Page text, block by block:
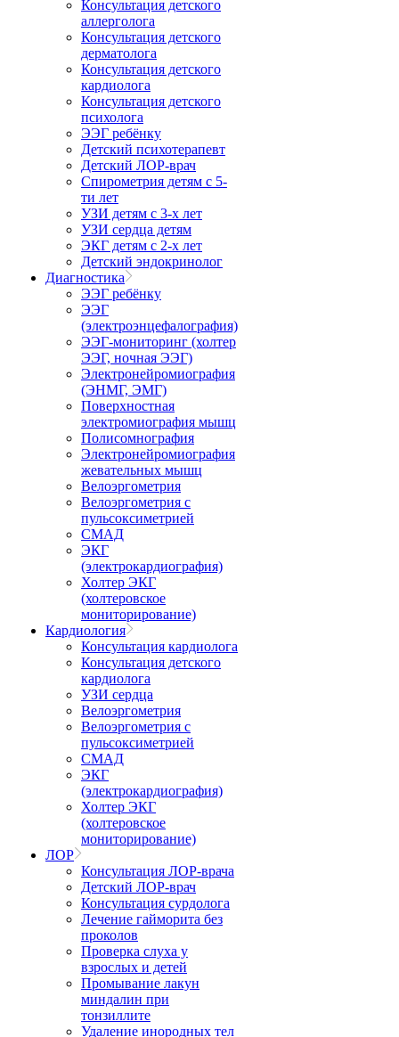
Консультация детского
аллерголога
Консультация детского
дерматолога
Консультация детского
кардиолога
Консультация детского
психолога
ЭЭГ ребёнку
Детский психотерапевт
Детский ЛОР-врач
Спирометрия детям с 5-
ти лет
УЗИ детям с 3-х лет
УЗИ сердца детям
ЭКГ детям с 2-х лет
Детский эндокринолог
Диагностика
ЭЭГ ребёнку
ЭЭГ
(электроэнцефалография)
ЭЭГ-мониторинг (холтер
ЭЭГ, ночная ЭЭГ)
Электронейромиография
(ЭНМГ, ЭМГ)
Поверхностная
электромиография мышц
Полисомнография
Электронейромиография
жевательных мышц
Велоэргометрия
Велоэргометрия с
пульсоксиметрией
СМАД
ЭКГ
(электрокардиография)
Холтер ЭКГ
(холтеровское
мониторирование)
Кардиология
Консультация кардиолога
Консультация детского
кардиолога
УЗИ сердца
Велоэргометрия
Велоэргометрия с
пульсоксиметрией
СМАД
ЭКГ
(электрокардиография)
Холтер ЭКГ
(холтеровское
мониторирование)
ЛОР
Консультация ЛОР-врача
Детский ЛОР-врач
Консультация сурдолога
Лечение гайморита без
проколов
Проверка слуха у
взрослых и детей
Промывание лакун
миндалин при
тонзиллите
Удаление инородных тел